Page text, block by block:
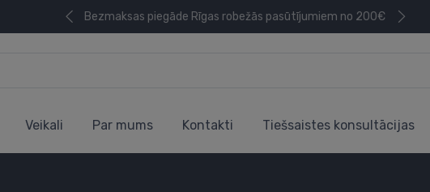
Bezmaksas piegāde Rīgas robežās pasūtījumiem no 200€
Veikali Par mums Kontakti Tiešsaistes konsultācijas